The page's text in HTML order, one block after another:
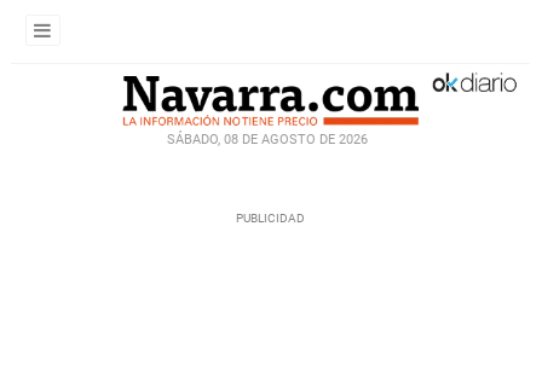
SÁBADO, 08 DE AGOSTO DE 2026